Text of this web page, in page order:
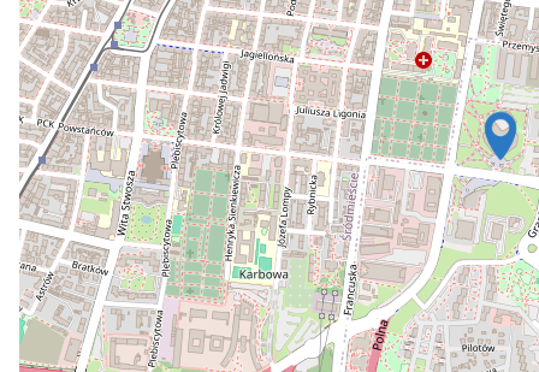
Україна
Zamknij